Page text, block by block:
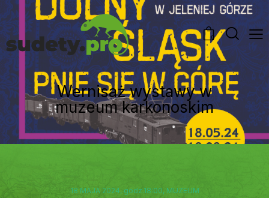
0
Wernisaż wystawy w
muzeum karkonoskim
18 MAJA 2024, godz.18:00, MUZEUM